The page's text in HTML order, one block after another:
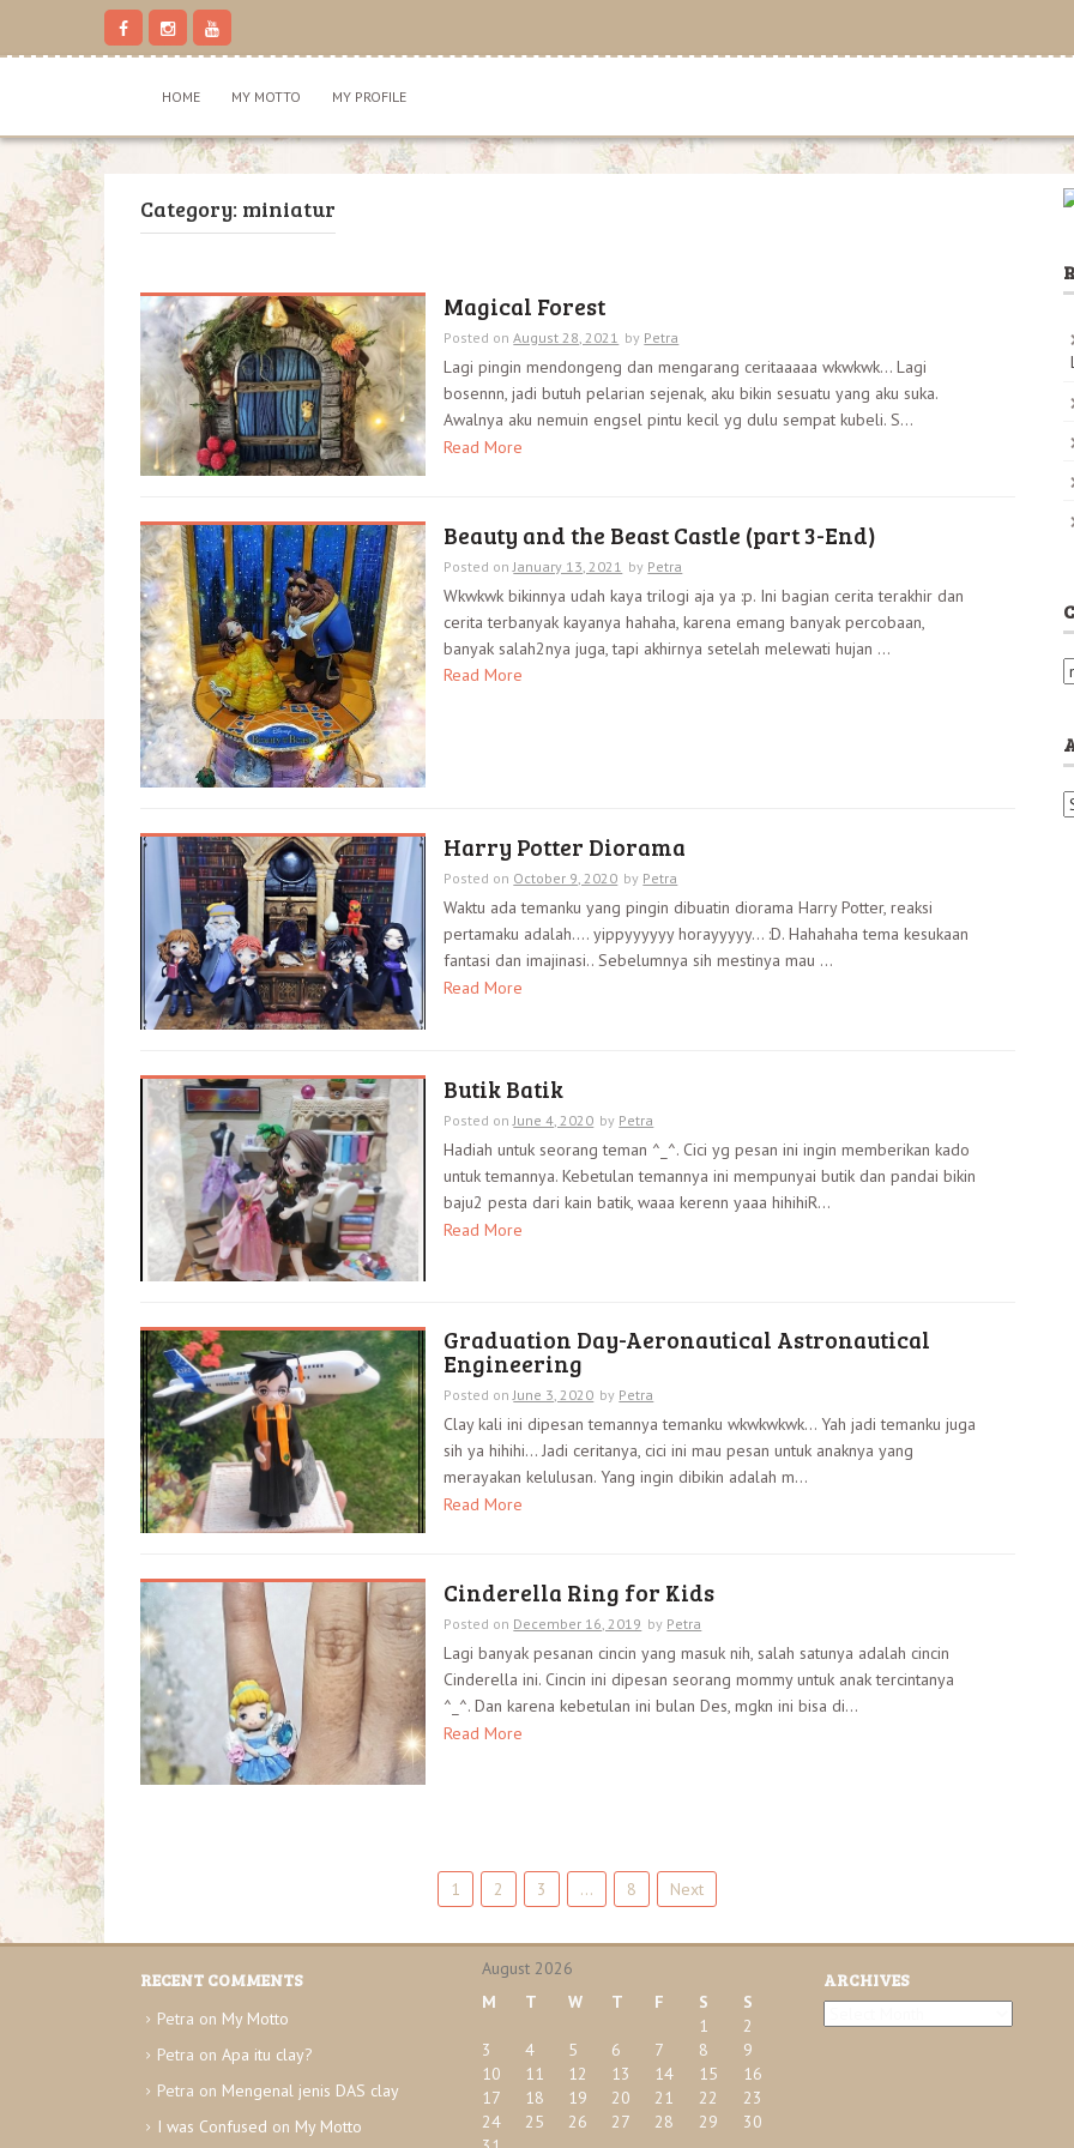
i
o
t
e
n
t
HOME MY MOTTO MY PROFILE
Category: miniatur
Magical Forest
Posted onAugust 28, 2021 by Petra
Lagi pingin mendongeng dan mengarang ceritaaaaa wkwkwk… Lagi
bosennn, jadi butuh pelarian sejenak, aku bikin sesuatu yang aku suka.
Awalnya aku nemuin engsel pintu kecil yg dulu sempat kubeli. S...
Read More
Beauty and the Beast Castle (part 3-End)
Posted on January 13, 2021 by Petra
Wkwkwk bikinnya udah kaya trilogi aja ya :p. Ini bagian cerita terakhir dan
cerita terbanyak kayanya hahaha, karena emang banyak percobaan,
banyak salah2nya juga, tapi akhirnya setelah melewati hujan ...
Read More
Harry Potter Diorama
Posted on October 9, 2020 by Petra
Waktu ada temanku yang pingin dibuatin diorama Harry Potter, reaksi
pertamaku adalah…. yippyyyyyy horayyyyy… :D. Hahahaha tema kesukaan
fantasi dan imajinasi.. Sebelumnya sih mestinya mau ...
Read More
Butik Batik
Posted onJune 4, 2020 by Petra
Hadiah untuk seorang teman ^_^. Cici yg pesan ini ingin memberikan kado
untuk temannya. Kebetulan temannya ini mempunyai butik dan pandai bikin
baju2 pesta dari kain batik, waaa kerenn yaaa hihihiR...
Read More
Graduation Day-Aeronautical Astronautical
Engineering
Posted onJune 3, 2020 by Petra
Clay kali ini dipesan temannya temanku wkwkwkwk… Yah jadi temanku juga
sih ya hihihi… Jadi ceritanya, cici ini mau pesan untuk anaknya yang
merayakan kelulusan. Yang ingin dibikin adalah m...
Read More
Cinderella Ring for Kids
Posted on December 16, 2019 by Petra
Lagi banyak pesanan cincin yang masuk nih, salah satunya adalah cincin
Cinderella ini. Cincin ini dipesan seorang mommy untuk anak tercintanya
^_^. Dan karena kebetulan ini bulan Des, mgkn ini bisa di...
Read More
o
s
t
s
n
1 2 3 … 8 Next
C
e
g
o
rA
RECENT COMMENTS
Petra on My Motto
Petra on Apa itu clay?
Petra on Mengenal jenis DAS clay
I was Confused on My Motto
August 2026
M
T W T F S
S
1
2
3
4 5 6 7 8
9
10
11 12 13 14 15
16
17
18 19 20 21 22
23
24
25 26 27 28 29
30
ARCHIVES